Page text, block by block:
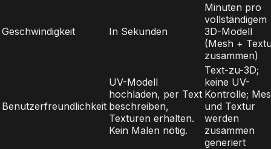
Geschwindigkeit In Sekunden
Minuten pro
vollständigem
3D-Modell
(Mesh +
zusammen)
Benutzerfreundlichkeit
UV-Modell
hochladen, per Text
beschreiben,
Texturen erhalten.
Kein Malen nötig.
Text-zu-3D;
keine UV-
Kontrolle;
und Textur
werden
zusammen
generiert